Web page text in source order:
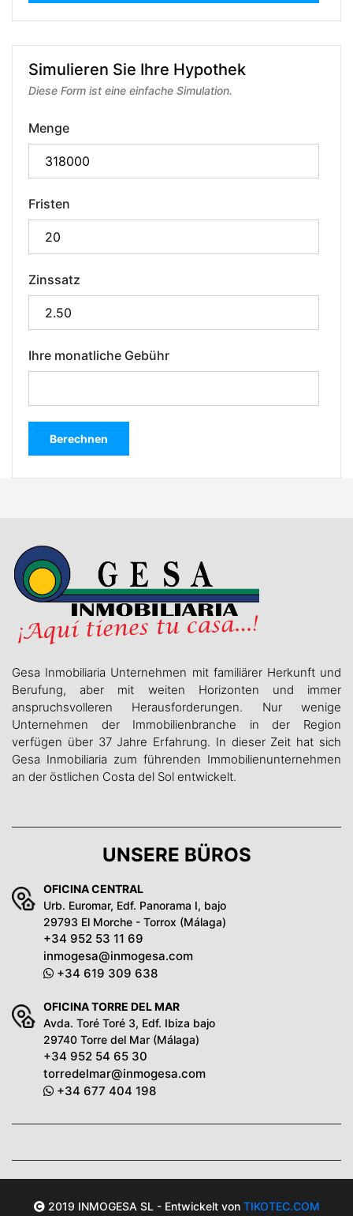
Simulieren Sie Ihre Hypothek
Diese Form ist eine einfache Simulation.
Menge
Fristen
Zinssatz
Ihre monatliche Gebühr
Berechnen
Gesa Inmobiliaria Unternehmen mit familiärer Herkunft und
Berufung, aber mit weiten Horizonten und immer
anspruchsvolleren Herausforderungen. Nur wenige
Unternehmen der Immobilienbranche in der Region
verfügen über 37 Jahre Erfahrung. In dieser Zeit hat sich
Gesa Inmobiliaria zum führenden Immobilienunternehmen
an der östlichen Costa del Sol entwickelt.
UNSERE BÜROS
OFICINA CENTRAL
Urb. Euromar, Edf. Panorama I, bajo
29793 El Morche - Torrox (Málaga)
+34 952 53 11 69
inmogesa@inmogesa.com
+34 619 309 638
OFICINA TORRE DEL MAR
Avda. Toré Toré 3, Edf. Ibiza bajo
29740 Torre del Mar (Málaga)
+34 952 54 65 30
torredelmar@inmogesa.com
+34 677 404 198
2019 INMOGESA SL - Entwickelt von TIKOTEC.COM